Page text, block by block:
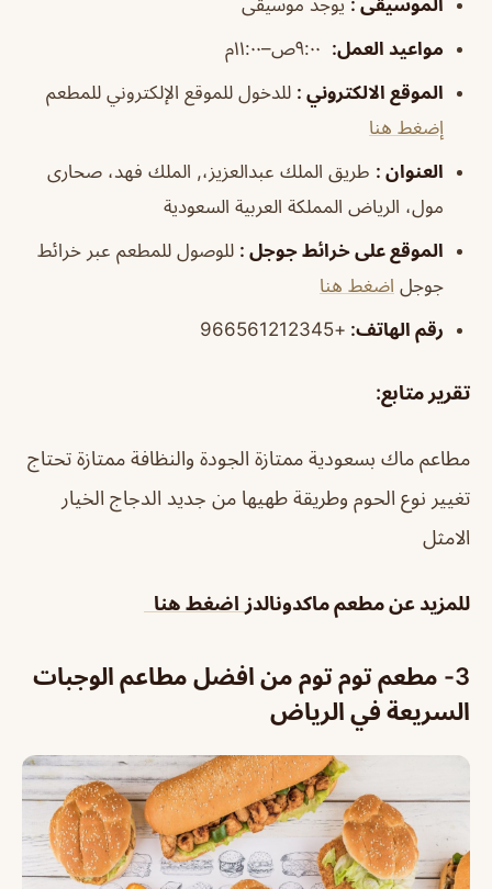
الموسيقى : يوجد موسيقى
مواعيد العمل:
الموقع الالكتروني : للدخول للموقع الإلكتروني للمطعم
إضغط هنا
العنوان : طريق الملك عبدالعزيز،, الملك فهد، صحارى
مول، الرياض المملكة العربية السعودية
الموقع على خرائط جوجل : للوصول للمطعم عبر خرائط
جوجل اضغط هنا
رقم الهاتف: +966561212345
تقرير متابع:
مطاعم ماك بسعودية ممتازة الجودة والنظافة ممتازة تحتاج
تغيير نوع الحوم وطريقة طهيها من جديد الدجاج الخيار
الامثل
للمزيد عن مطعم ماكدونالدز اضغط هنا
3- مطعم توم توم من افضل مطاعم الوجبات
السريعة في الرياض